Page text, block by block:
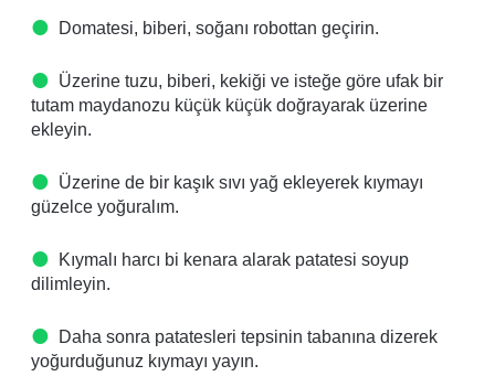
Domatesi, biberi, soğanı robottan geçirin.
Üzerine tuzu, biberi, kekiği ve isteğe göre ufak bir
tutam maydanozu küçük küçük doğrayarak üzerine
ekleyin.
Üzerine de bir kaşık sıvı yağ ekleyerek kıymayı
güzelce yoğuralım.
Kıymalı harcı bi kenara alarak patatesi soyup
dilimleyin.
Daha sonra patatesleri tepsinin tabanına dizerek
yoğurduğunuz kıymayı yayın.